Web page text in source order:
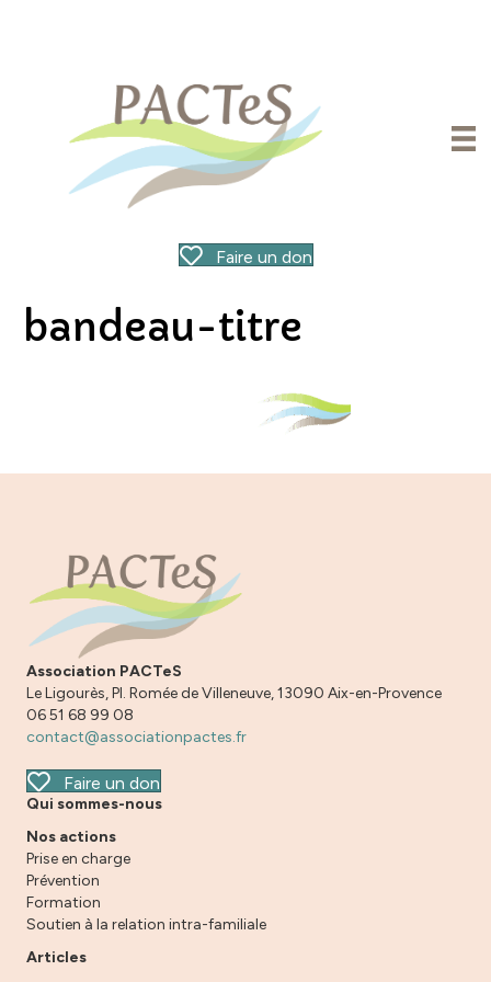
Faire un don
bandeau-titre
Association PACTeS
Le Ligourès, Pl. Romée de Villeneuve, 13090 Aix-en-Provence
06 51 68 99 08
contact@associationpactes.fr
Faire un don
Qui sommes-nous
Nos actions
Prise en charge
Prévention
Formation
Soutien à la relation intra-familiale
Articles